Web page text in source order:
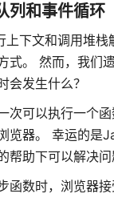
列和事件循环
上下文和调用堆栈
式。 然而，我们
会发生什么？
次可以执行一个
览器。 幸运的是
帮助下可以解决问
函数时，浏览器接